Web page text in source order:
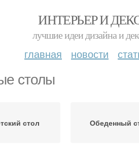
ИНТЕРЬЕР И
лучшие идеи дизайна и
главная новости
столы
стол Обеденный